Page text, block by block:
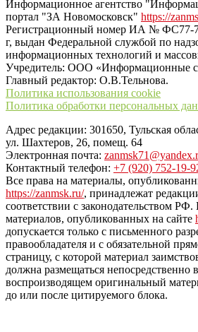
Информационное агентство
портал "ЗА Новомосковск" https://
Регистрационный номер ИА № ФС77-
г, выдан Федеральной службой по
информационных технологий и
Учредитель: ООО «Информационные
Главный редактор: О.В.Тельнова.
Политика использования cookie
Политика обработки персональных
Адрес редакции: 301650, Тульская
ул. Шахтеров, 26, помещ. 64
Электронная почта:
Контактный телефон: +7 (920) 752-19-
Все права на материалы,
https://zanmsk.ru/, принадлежат
соответствии с законодательством
материалов, опубликованных на сайте
допускается только с письменного
правообладателя и с обязательной
страницу, с которой материал
должна размещаться непосредственно
воспроизводящем оригинальный
до или после цитируемого блока.